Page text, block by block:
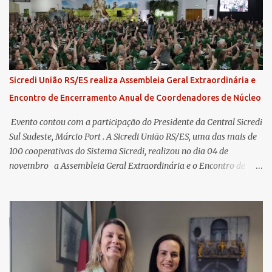
Sicredi União RS/ES realiza Assembleia Geral Extraordinária e
Encontro de Encerramento Anual de Coordenadores de Núcleo
​ Evento contou com a participação do Presidente da Central Sicredi
Sul Sudeste, Márcio Port . A Sicredi União RS/ES, uma das mais de
100 cooperativas do Sistema Sicredi, realizou no dia 04 de
novembro a Assembleia Geral Extraordinária e o Encontro de
futuro. O evento ocorreu presencialmente em Santa Rosa/RS com
transmissão simultânea para os coordenadores capixabas, que
estavam reunidos em Cachoeiro de Itapemirim / ES. Durante a
Assembleia Geral Extraordinária, foram debatidas e aprovadas
pautas estratégicas, como a atualização da Política de